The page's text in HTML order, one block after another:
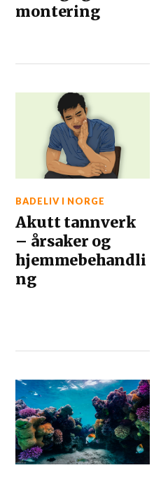
montering
BADELIV I NORGE
Akutt tannverk
– årsaker og
hjemmebehandli
ng